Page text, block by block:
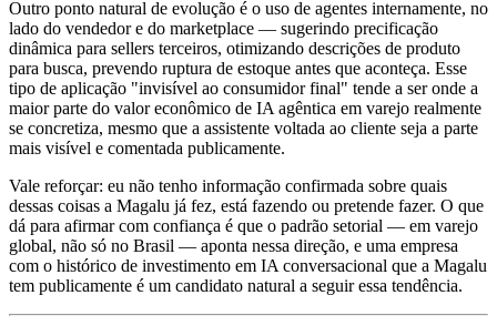
Outro ponto natural de evolução é o uso de agentes internamente, no
lado do vendedor e do marketplace — sugerindo precificação
dinâmica para sellers terceiros, otimizando descrições de produto
para busca, prevendo ruptura de estoque antes que aconteça. Esse
tipo de aplicação "invisível ao consumidor final" tende a ser onde a
maior parte do valor econômico de IA agêntica em varejo realmente
se concretiza, mesmo que a assistente voltada ao cliente seja a parte
mais visível e comentada publicamente.
Vale reforçar: eu não tenho informação confirmada sobre quais
dessas coisas a Magalu já fez, está fazendo ou pretende fazer. O que
dá para afirmar com confiança é que o padrão setorial — em varejo
global, não só no Brasil — aponta nessa direção, e uma empresa
com o histórico de investimento em IA conversacional que a Magalu
tem publicamente é um candidato natural a seguir essa tendência.